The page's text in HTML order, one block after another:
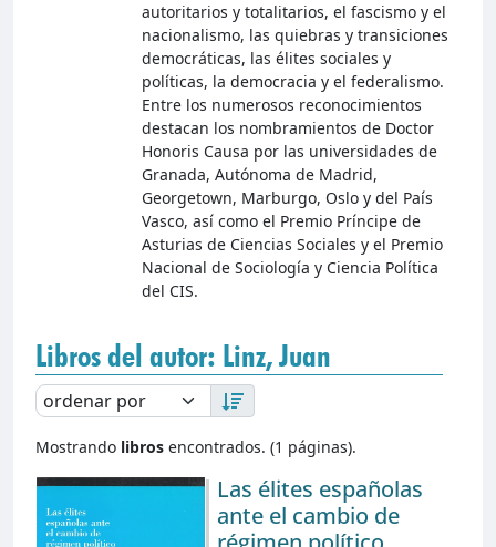
autoritarios y totalitarios, el fascismo y el
nacionalismo, las quiebras y transiciones
democráticas, las élites sociales y
políticas, la democracia y el federalismo.
Entre los numerosos reconocimientos
destacan los nombramientos de Doctor
Honoris Causa por las universidades de
Granada, Autónoma de Madrid,
Georgetown, Marburgo, Oslo y del País
Vasco, así como el Premio Príncipe de
Asturias de Ciencias Sociales y el Premio
Nacional de Sociología y Ciencia Política
del CIS.
Libros del autor: Linz, Juan
Mostrando libros encontrados. (1 páginas).
Las élites españolas
ante el cambio de